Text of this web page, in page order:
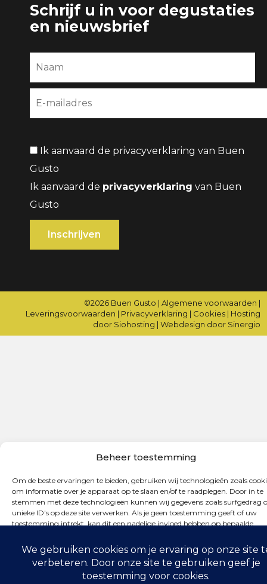
Beheer toestemming
Om de beste ervaringen te bieden, gebruiken wij technologieën zoals
om informatie over je apparaat op te slaan en/of te raadplegen. Door in te
stemmen met deze technologieën kunnen wij gegevens zoals surfgedrag
unieke ID's op deze site verwerken. Als je geen toestemming geeft of uw
toestemming intrekt, kan dit een nadelige invloed hebben op bepaalde
Accepteren
Schrijf u in voor degustaties
en nieuwsbrief
Ik aanvaard de privacyverklaring van Buen
Gusto
Ik aanvaard de privacyverklaring van Buen
Gusto
©2026 Buen Gusto | Algemene voorwaarden |
Leveringsvoorwaarden | Privacyverklaring | Cookies | Hosting
door Siohosting | Webdesign door Sinergio